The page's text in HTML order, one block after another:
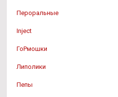
Пероральные
Inject
ГоРмошки
Липолики
Пепы